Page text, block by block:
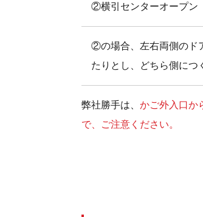
②横引センターオープン
②の場合、左右両側のド
たりとし、どちら側につ
弊社勝手は、かご外入口か
で、ご注意ください。